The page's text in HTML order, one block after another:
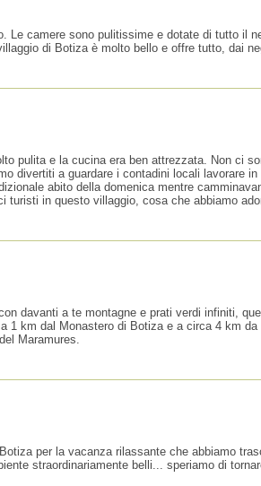
Le camere sono pulitissime e dotate di tutto
di Botiza è molto bello e offre tutto, dai
pulita e la cucina era ben attrezzata. Non ci
divertiti a guardare i contadini locali
abito della domenica mentre
turisti in questo villaggio, cosa che abbiamo
davanti a te montagne e prati verdi infiniti,
1 km dal Monastero di Botiza e a circa 4 km
Maramures.
per la vacanza rilassante che abbiamo
straordinariamente belli... speriamo di